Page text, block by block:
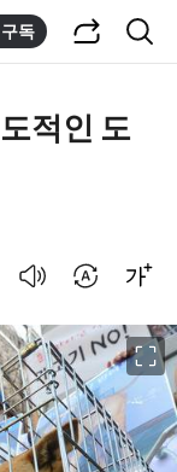
구독
적인 도